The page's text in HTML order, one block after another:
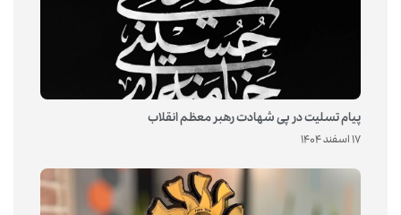
پیام تسلیت در پی شهادت رهبر معظم انقلاب
17 اسفند 1404